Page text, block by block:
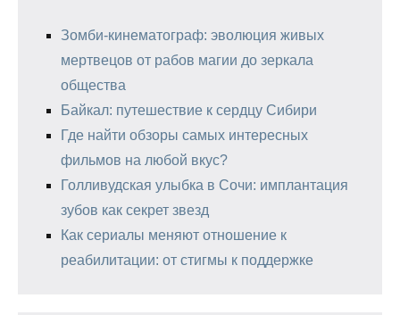
Зомби-кинематограф: эволюция живых
мертвецов от рабов магии до зеркала
общества
Байкал: путешествие к сердцу Сибири
Где найти обзоры самых интересных
фильмов на любой вкус?
Голливудская улыбка в Сочи: имплантация
зубов как секрет звезд
Как сериалы меняют отношение к
реабилитации: от стигмы к поддержке